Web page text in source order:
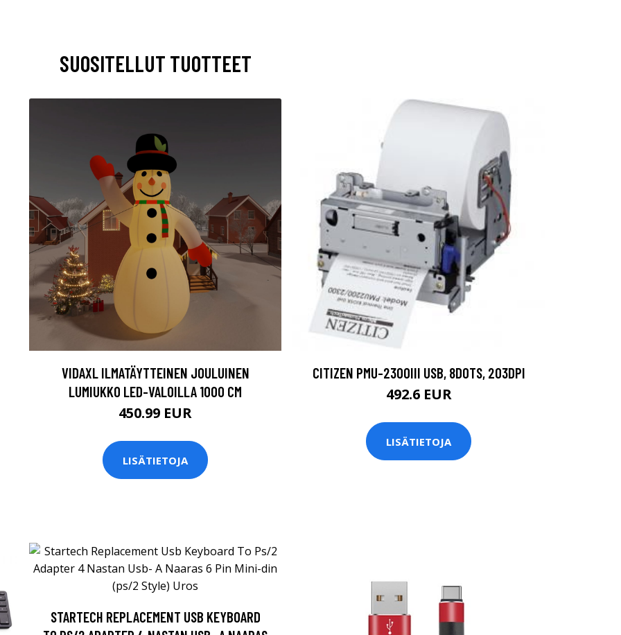
SUOSITELLUT TUOTTEET
VIDAXL ILMATÄYTTEINEN JOULUINEN
LUMIUKKO LED-VALOILLA 1000 CM
450.99 EUR
LISÄTIETOJA
CITIZEN PMU-2300III USB, 8DOTS, 203DPI
492.6 EUR
LISÄTIETOJA
STARTECH REPLACEMENT USB KEYBOARD